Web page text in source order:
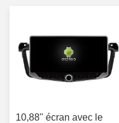
10,88" écran avec le